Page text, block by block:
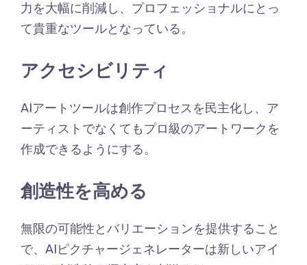
力を大幅に削減し、プロフェッショナルにとっ
て貴重なツールとなっている。
アクセシビリティ
AIアートツールは創作プロセスを民主化し、ア
ーティストでなくてもプロ級のアートワークを
作成できるようにする。
創造性を高める
無限の可能性とバリエーションを提供すること
で、AIピクチャージェネレーターは新しいアイ